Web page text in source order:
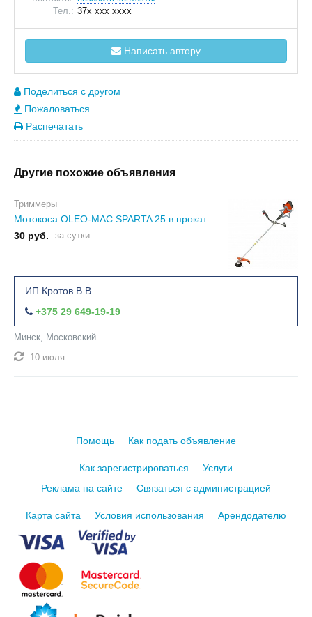
Тел.: 37x xxx xxxx
Написать автору
Поделиться с другом
Пожаловаться
Распечатать
Другие похожие объявления
Триммеры
Мотокоса OLEO-MAC SPARTA 25 в прокат
30 руб.
за сутки
ИП Кротов В.В.
+375 29 649-19-19
Минск, Московский
10 июля
Помощь Как подать объявление
Как зарегистрироваться
Услуги
Реклама на сайте
Связаться с администрацией
Карта сайта Условия использования Арендодателю